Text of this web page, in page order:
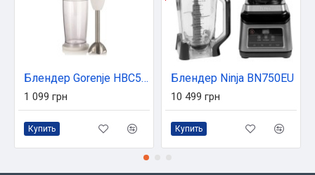
Блендер Gorenje HBC561QW
1 099 грн
Купить
Блендер Ninja BN750EU
10 499 грн
Купить